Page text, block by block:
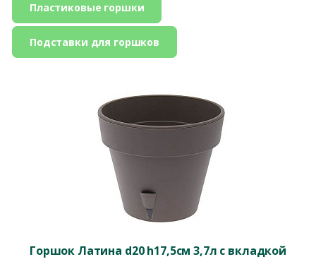
Пластиковые горшки
Подставки для горшков
Горшок Латина d20 h17,5см 3,7л с вкладкой